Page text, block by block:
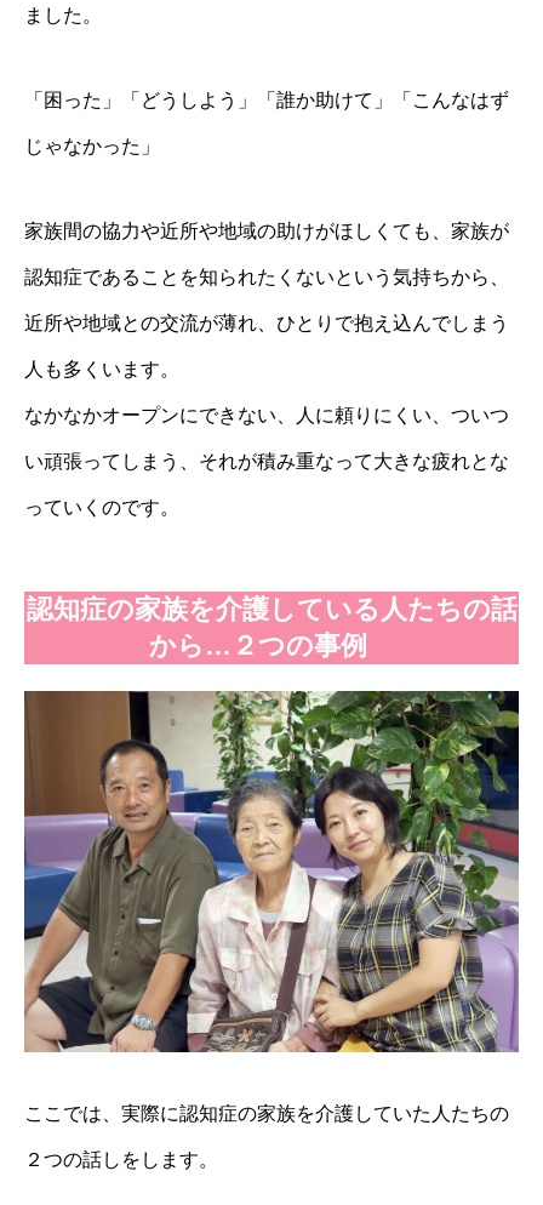
ました。
「困った」「どうしよう」「誰か助けて」「こんなはず
じゃなかった」
家族間の協力や近所や地域の助けがほしくても、家族が
認知症であることを知られたくないという気持ちから、
近所や地域との交流が薄れ、ひとりで抱え込んでしまう
人も多くいます。
なかなかオープンにできない、人に頼りにくい、ついつ
い頑張ってしまう、それが積み重なって大きな疲れとな
っていくのです。
認知症の家族を介護している人たちの話
から…２つの事例
ここでは、実際に認知症の家族を介護していた人たちの
２つの話しをします。